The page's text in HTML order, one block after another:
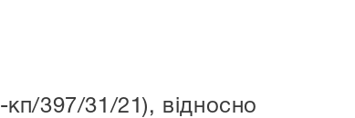
397/31/21), відносно